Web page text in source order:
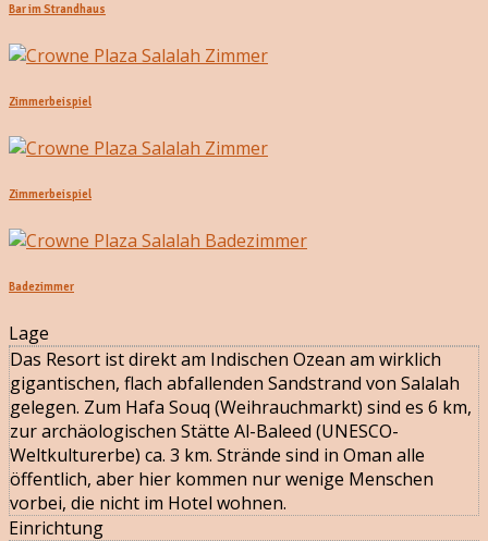
Bar im Strandhaus
Zimmerbeispiel
Zimmerbeispiel
Badezimmer
Lage
Das Resort ist direkt am Indischen Ozean am wirklich
gigantischen, flach abfallenden Sandstrand von Salalah
gelegen. Zum Hafa Souq (Weihrauchmarkt) sind es 6 km,
zur archäologischen Stätte Al-Baleed (UNESCO-
Weltkulturerbe) ca. 3 km. Strände sind in Oman alle
öffentlich, aber hier kommen nur wenige Menschen
vorbei, die nicht im Hotel wohnen.
Einrichtung